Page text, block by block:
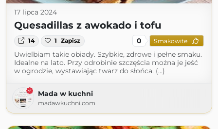
17 lipca 2024
Quesadillas z awokado i tofu
14 1 Zapisz 0 Smakowite
Uwielbiam takie obiady. Szybkie, zdrowe i pełne smaku.
Idealne na lato. Przy odrobinie szczęścia można je jeść
w ogrodzie, wystawiając twarz do słońca. (...)
Mada w kuchni
madawkuchni.com